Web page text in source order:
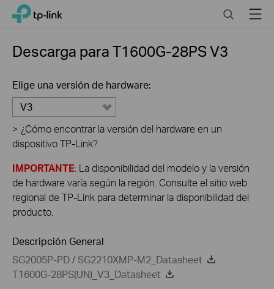
Click
navigation
TP-Link, Reliably Smart SearchMenu
Descarga paraT1600G-28PSV3
Elige una versión de hardware:
V3
> ¿Cómo encontrar la versión del hardware en un
dispositivo TP-Link?
IMPORTANTE: La disponibilidad del modelo y la versión
de hardware varía según la región. Consulte el sitio web
regional de TP-Link para determinar la disponibilidad del
producto.
Descripción General
SG2005P-PD / SG2210XMP-M2_Datasheet
T1600G-28PS(UN)_V3_Datasheet